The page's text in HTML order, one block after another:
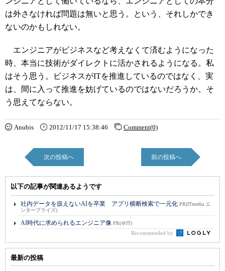
は外さなければ問題は無いと思う。という、それしかでき
ないのかもしれない。
エンジニアがビジネスなど考えなくて済むようになった
時、本当に技術がダイレクトに活かされるようになる。私
はそう思う。ビジネスがITを推進しているのではなく、実
は、間に入って推進を妨げているのではないだろうか。そ
う思えてならない。
Anubis 2012/11/17 15:38:46 Comment(0)
次の投稿へ 前の投稿へ
以下の記事が関連あるようです
社内データを扱えないAIを卒業 アプリ横断検索で一元化 PR(ITmedia エ
ンタープライズ)
AI時代に求められるエンジニア像 PR(＠IT)
Recommended by
最新の投稿